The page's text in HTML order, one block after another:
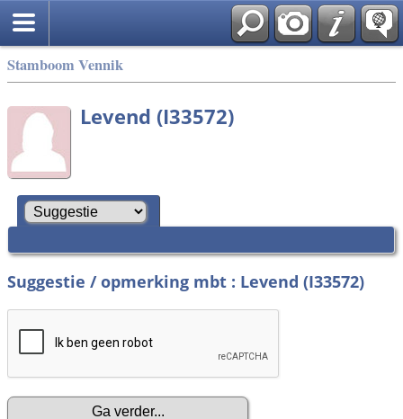
Stamboom Vennik
Levend (I33572)
Suggestie / opmerking mbt : Levend (I33572)